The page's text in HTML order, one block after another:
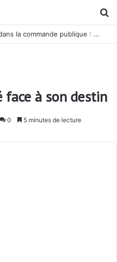
Procès Madjoulba : une farce judiciaire qui cache mal la tradition du crime au sein de l’armée des Gnassingbé
face à son destin
0 5 minutes de lecture